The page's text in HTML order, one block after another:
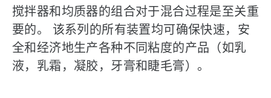
搅拌器和均质器的组合对于混合过程是至关重
要的。 该系列的所有装置均可确保快速，安
全和经济地生产各种不同粘度的产品（如乳
液，乳霜，凝胶，牙膏和睫毛膏）。